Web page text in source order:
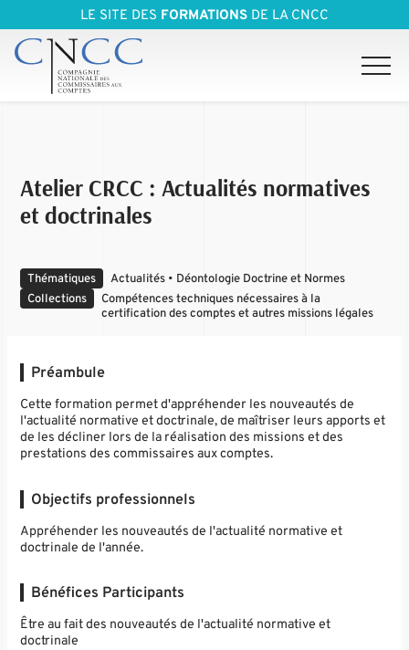
LE SITE DES FORMATIONS DE LA CNCC
Atelier CRCC : Actualités normatives
et doctrinales
Thématiques
Actualités • Déontologie Doctrine et Normes
Collections
Compétences techniques nécessaires à la
certification des comptes et autres missions légales
Préambule
Cette formation permet d'appréhender les nouveautés de
l'actualité normative et doctrinale, de maîtriser leurs apports et
de les décliner lors de la réalisation des missions et des
prestations des commissaires aux comptes.
Objectifs professionnels
Appréhender les nouveautés de l'actualité normative et
doctrinale de l'année.
Bénéfices Participants
Être au fait des nouveautés de l'actualité normative et
doctrinale